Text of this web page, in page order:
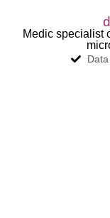
Medic specialist